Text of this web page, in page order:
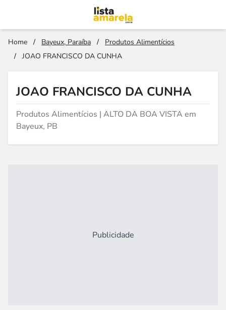
Home / Bayeux, Paraíba /
Produtos Alimentícios
/
JOAO FRANCISCO DA CUNHA
JOAO FRANCISCO DA CUNHA
Produtos Alimentícios | ALTO DA BOA VISTA em
Bayeux, PB
Publicidade